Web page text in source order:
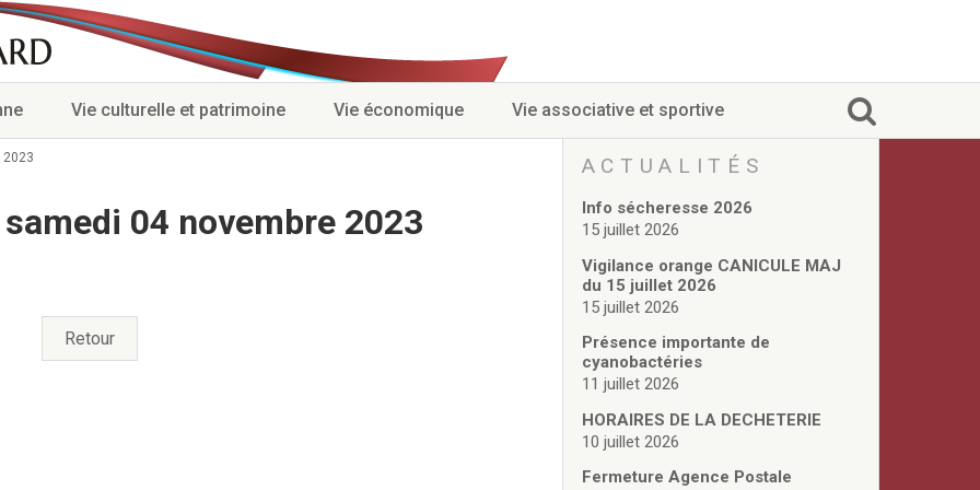
Vie culturelle et patrimoine Vie économique Vie associative et sportive
2023
04 novembre 2023
Retour
ACTUALITÉS
Info sécheresse 2026
15 juillet 2026
Vigilance orange CANICULE MAJ
du 15 juillet 2026
15 juillet 2026
Présence importante de
cyanobactéries
11 juillet 2026
HORAIRES DE LA DECHETERIE
10 juillet 2026
Fermeture Agence Postale